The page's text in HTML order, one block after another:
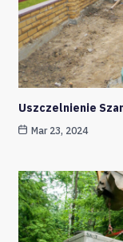
Uszczelnienie
Mar 23, 2024